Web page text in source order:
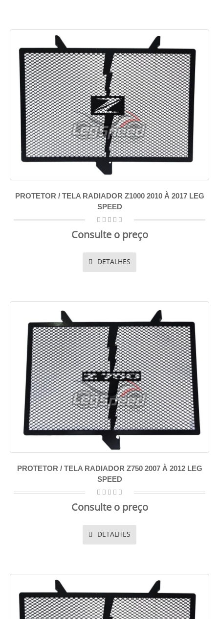
PROTETOR / TELA RADIADOR Z1000 2010 À 2017 LEG
SPEED
Consulte o preço
DETALHES
PROTETOR / TELA RADIADOR Z750 2007 À 2012 LEG
SPEED
Consulte o preço
DETALHES